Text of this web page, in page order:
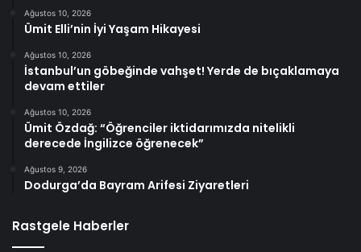
Ağustos 10, 2026
Ümit Elli’nin İyi Yaşam Hikayesi
Ağustos 10, 2026
İstanbul’un göbeğinde vahşet! Yerde de bıçaklamaya
devam ettiler
Ağustos 10, 2026
Ümit Özdağ: “Öğrenciler iktidarımızda nitelikli
derecede İngilizce öğrenecek”
Ağustos 9, 2026
Dodurga’da Bayram Arifesi Ziyaretleri
Rastgele Haberler